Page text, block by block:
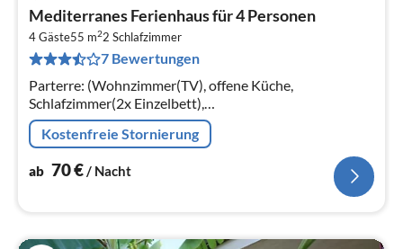
Mediterranes Ferienhaus für 4 Personen
4 Gäste55 m22 Schlafzimmer
7 Bewertungen
Parterre: (Wohnzimmer(TV), offene Küche,
Schlafzimmer(2x Einzelbett),
Schlafzimmer(Doppelbett)) Badezimmer,
Terrasse(alleinige Nutzung)
Kostenfreie Stornierung
ab 70€ / Nacht